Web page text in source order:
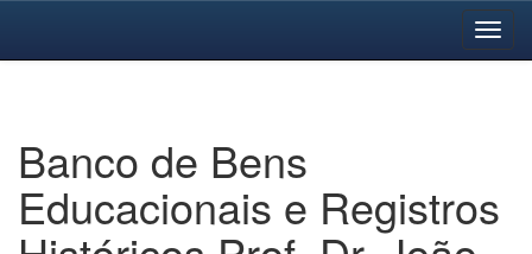
Banco de Bens
Educacionais e Registros